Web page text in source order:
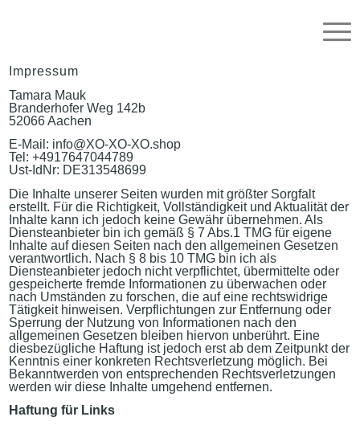
Impressum
Tamara Mauk
Branderhofer Weg 142b
52066 Aachen
E-Mail: info@XO-XO-XO.shop
Tel: +4917647044789
Ust-IdNr: DE313548699
Die Inhalte unserer Seiten wurden mit größter Sorgfalt
erstellt. Für die Richtigkeit, Vollständigkeit und Aktualität der
Inhalte kann ich jedoch keine Gewähr übernehmen. Als
Diensteanbieter bin ich gemäß § 7 Abs.1 TMG für eigene
Inhalte auf diesen Seiten nach den allgemeinen Gesetzen
verantwortlich. Nach § 8 bis 10 TMG bin ich als
Diensteanbieter jedoch nicht verpflichtet, übermittelte oder
gespeicherte fremde Informationen zu überwachen oder
nach Umständen zu forschen, die auf eine rechtswidrige
Tätigkeit hinweisen. Verpflichtungen zur Entfernung oder
Sperrung der Nutzung von Informationen nach den
allgemeinen Gesetzen bleiben hiervon unberührt. Eine
diesbezügliche Haftung ist jedoch erst ab dem Zeitpunkt der
Kenntnis einer konkreten Rechtsverletzung möglich. Bei
Bekanntwerden von entsprechenden Rechtsverletzungen
werden wir diese Inhalte umgehend entfernen.
Haftung für Links